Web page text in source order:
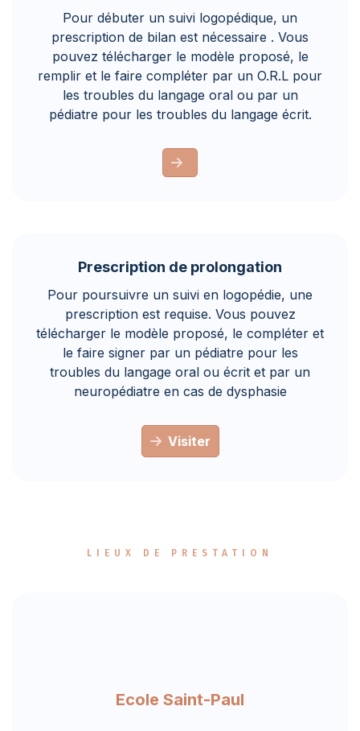
Pour débuter un suivi logopédique, un
prescription de bilan est nécessaire . Vous
pouvez télécharger le modèle proposé, le
remplir et le faire compléter par un O.R.L pour
les troubles du langage oral ou par un
pédiatre pour les troubles du langage écrit.
Prescription de prolongation
Pour poursuivre un suivi en logopédie, une
prescription est requise. Vous pouvez
télécharger le modèle proposé, le compléter et
le faire signer par un pédiatre pour les
troubles du langage oral ou écrit et par un
neuropédiatre en cas de dysphasie
Visiter
LIEUX DE PRESTATION
Ecole Saint-Paul